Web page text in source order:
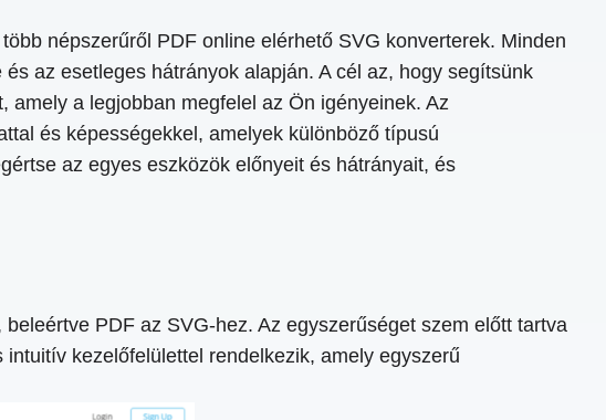
népszerűről PDF online elérhető SVG konverterek. Minden
az esetleges hátrányok alapján. A cél az, hogy segítsünk
a legjobban megfelel az Ön igényeinek. Az
és képességekkel, amelyek különböző típusú
az egyes eszközök előnyeit és hátrányait, és
PDF az SVG-hez. Az egyszerűséget szem előtt tartva
kezelőfelülettel rendelkezik, amely egyszerű